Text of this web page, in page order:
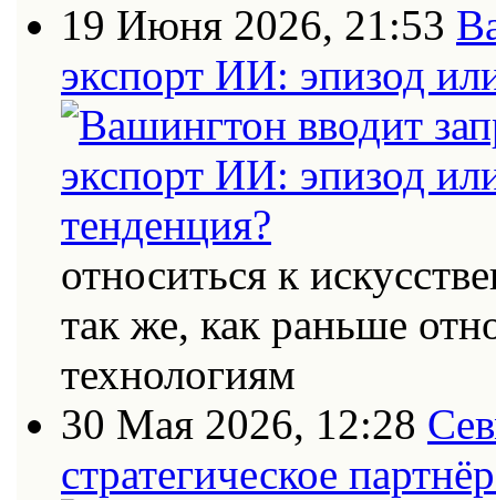
19 Июня 2026, 21:53
экспорт ИИ: эпизод
относиться к
так же, как раньше
технологиям
30 Мая 2026, 12:28
стратегическое